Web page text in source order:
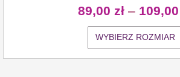
89,00 zł – 109,00
WYBIERZ ROZMIAR